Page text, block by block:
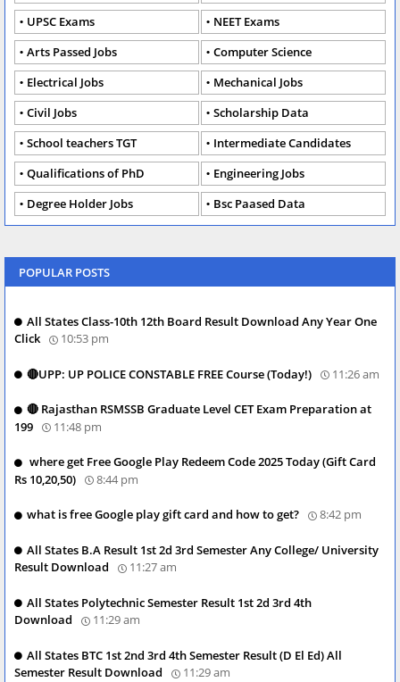
UPSC Exams
NEET Exams
Arts Passed Jobs
Computer Science
Electrical Jobs
Mechanical Jobs
Civil Jobs
Scholarship Data
School teachers TGT
Intermediate Candidates
Qualifications of PhD
Engineering Jobs
Degree Holder Jobs
Bsc Paased Data
POPULAR POSTS
All States Class-10th 12th Board Result Download Any Year One
Click
10:53 pm
🔴UPP: UP POLICE CONSTABLE FREE Course (Today!) 11:26 am
🔴 Rajasthan RSMSSB Graduate Level CET Exam Preparation at
199
11:48 pm
where get Free Google Play Redeem Code 2025 Today (Gift Card
Rs 10,20,50)
8:44 pm
what is free Google play gift card and how to get? 8:42 pm
All States B.A Result 1st 2d 3rd Semester Any College/ University
Result Download
11:27 am
All States Polytechnic Semester Result 1st 2d 3rd 4th
Download
11:29 am
All States BTC 1st 2nd 3rd 4th Semester Result (D El Ed) All
Semester Result Download
11:29 am